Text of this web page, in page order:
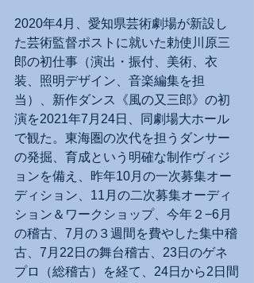
2020年4月、愛知県芸術劇場が新設し
た芸術監督ポストに就いた勅使川原三
郎の初仕事（演出・振付、美術、衣
装、照明デザイン、音楽編集を担
当）、新作ダンス《風の又三郎》の初
演を2021年7月24日、同劇場大ホール
で観た。東海圏の次代を担うダンサー
の発掘、育成という明確な制作ヴィジ
ョンを備え、昨年10月の一次募集オー
ディション、11月の二次募集オーディ
ション＆ワークショップ、今年２−6月
の稽古、7月の３週間を費やした集中稽
古、7月22日の舞台稽古、23日のゲネ
プロ（総稽古）を経て、24日から2日間